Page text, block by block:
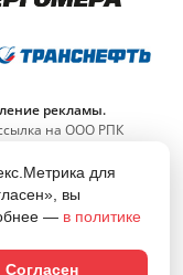
рекламы.
на ООО РПК
для
вы
— в политике
Согласен